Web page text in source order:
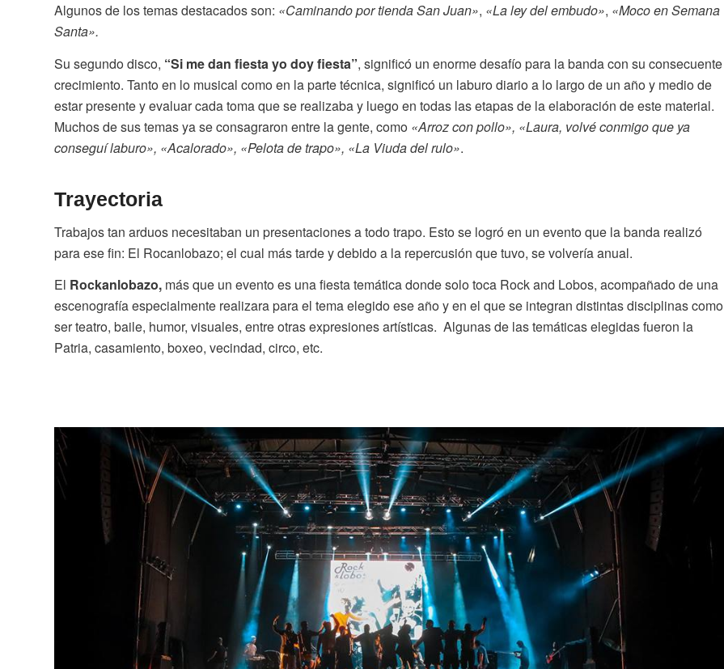
Algunos de los temas destacados son: «Caminando por tienda San Juan», «La ley del embudo», «Moco en Semana
Santa».
Su segundo disco, “Si me dan fiesta yo doy fiesta”, significó un enorme desafío para la banda con su consecuente
crecimiento. Tanto en lo musical como en la parte técnica, significó un laburo diario a lo largo de un año y medio de
estar presente y evaluar cada toma que se realizaba y luego en todas las etapas de la elaboración de este material.
Muchos de sus temas ya se consagraron entre la gente, como «Arroz con pollo», «Laura, volvé conmigo que ya
conseguí laburo», «Acalorado», «Pelota de trapo», «La Viuda del rulo».
Trayectoria
Trabajos tan arduos necesitaban un presentaciones a todo trapo. Esto se logró en un evento que la banda realizó
para ese fin: El Rocanlobazo; el cual más tarde y debido a la repercusión que tuvo, se volvería anual.
El Rockanlobazo, más que un evento es una fiesta temática donde solo toca Rock and Lobos, acompañado de una
escenografía especialmente realizara para el tema elegido ese año y en el que se integran distintas disciplinas como
ser teatro, baile, humor, visuales, entre otras expresiones artísticas. Algunas de las temáticas elegidas fueron la
Patria, casamiento, boxeo, vecindad, circo, etc.